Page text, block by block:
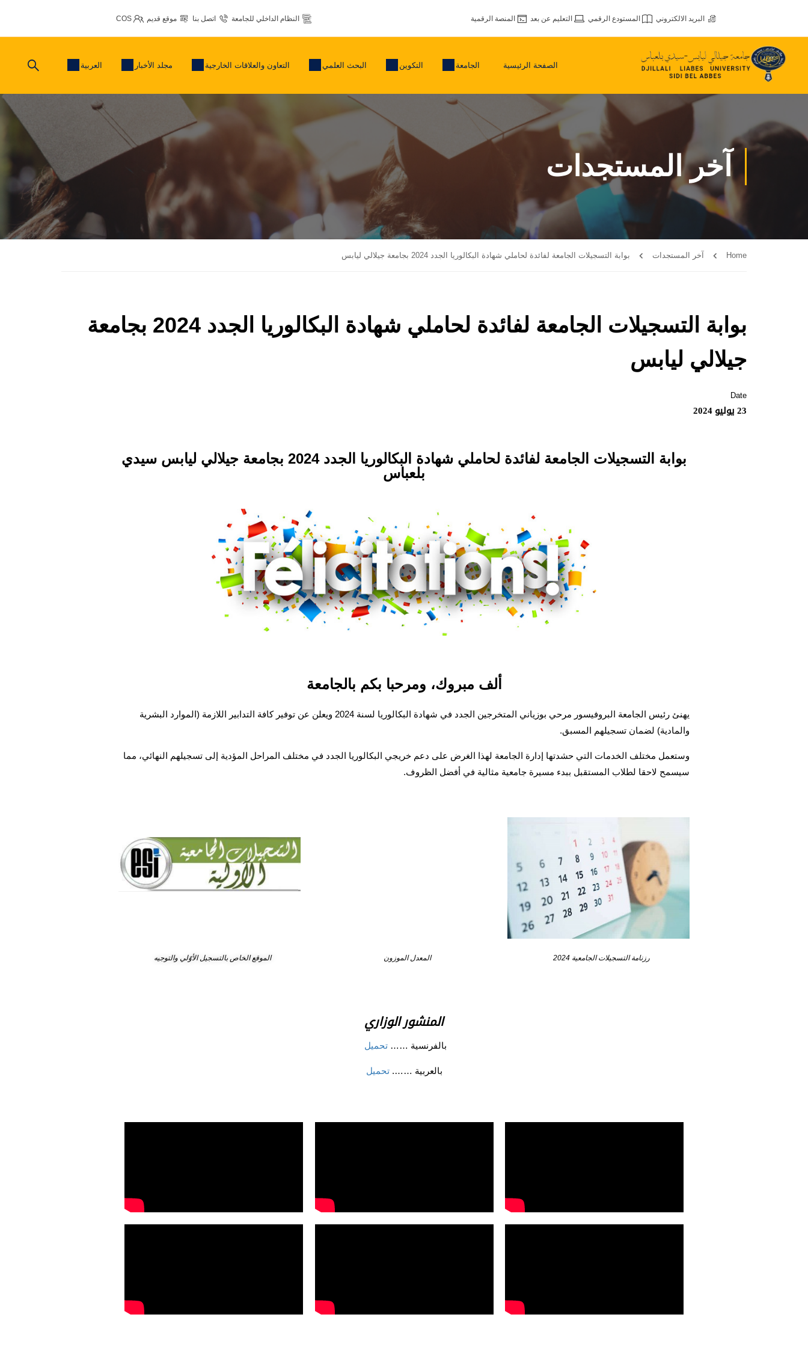
البريد الالكتروني المستودع الرقمي التعليم عن بعد المنصة الرقمية النظام الداخلي للجامعة اتصل بنا موقع قديم COS
الصفحة الرئيسية الجامعة التكوين البحث العلمي التعاون والعلاقات الخارجية مجلد الأخبار العربية
آخر المستجدات
Home آخر المستجدات بوابة التسجيلات الجامعة لفائدة لحاملي شهادة البكالوريا الجدد 2024 بجامعة جيلالي ليابس
بوابة التسجيلات الجامعة لفائدة لحاملي شهادة البكالوريا الجدد 2024 بجامعة
جيلالي ليابس
Date
23 يوليو 2024
بوابة التسجيلات الجامعة لفائدة لحاملي شهادة البكالوريا الجدد 2024 بجامعة جيلالي ليابس سيدي
بلعباس
ألف مبروك، ومرحبا بكم بالجامعة
يهنئ رئيس الجامعة البروفيسور مرحي بوزياني المتخرجين الجدد في شهادة البكالوريا لسنة 2024 ويعلن عن توفير كافة التدابير اللازمة (الموارد البشرية
والمادية) لضمان تسجيلهم المسبق.
وستعمل مختلف الخدمات التي حشدتها إدارة الجامعة لهذا الغرض على دعم خريجي البكالوريا الجدد في مختلف المراحل المؤدية إلى تسجيلهم النهائي، مما
سيسمح لاحقا لطلاب المستقبل ببدء مسيرة جامعية مثالية في أفضل الظروف.
رزنامة التسجيلات الجامعية 2024 المعدل الموزون الموقع الخاص بالتسجيل الأوّلي والتوجيه
المنشور الوزاري
بالفرنسية ……تحميل
بالعربية …….تحميل